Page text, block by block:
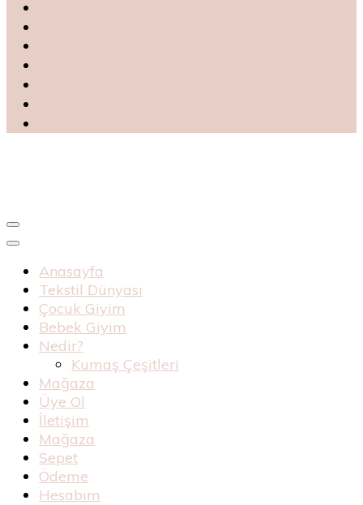
Haknur Bebe
Anasayfa
Tekstil Dünyası
Çocuk Giyim
Bebek Giyim
Nedir?
Kumaş Çeşitleri
Mağaza
Üye Ol
İletişim
Mağaza
Sepet
Ödeme
Hesabım